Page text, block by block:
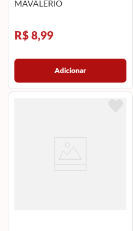
MAVALÉRIO
R$ 8,99
Adicionar